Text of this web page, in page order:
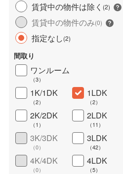
賃貸中の物件は除く (2)
賃貸中の物件のみ(0)
指定なし(2)
間取り
ワンルーム
（3）
1K/1DK
（2）
1LDK
（2）
2K/2DK
（1 ）
2LDK
（11 ）
3K/3DK
（0）
3LDK
（42）
4K/4DK
（0）
4LDK
（5）
ワイドバルコニー